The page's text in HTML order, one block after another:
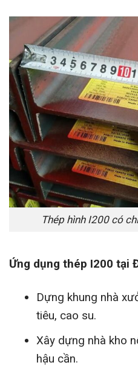
Thép hình I200 có
Ứng dụng thép I200 tại
Dựng khung nhà
tiêu, cao su.
Xây dựng nhà kho
hậu cần.